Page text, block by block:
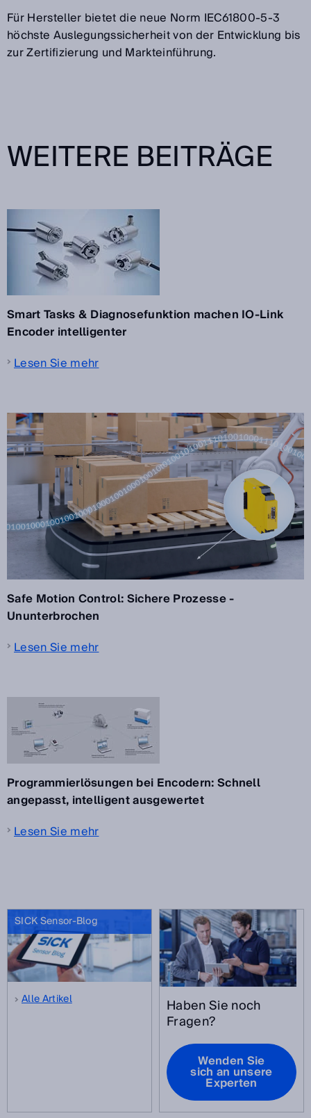
Für Hersteller bietet die neue Norm IEC61800-5-3
höchste Auslegungssicherheit von der Entwicklung bis
zur Zertifizierung und Markteinführung.
WEITERE BEITRÄGE
Smart Tasks & Diagnosefunktion machen IO-Link
Encoder intelligenter
Lesen Sie mehr
Safe Motion Control: Sichere Prozesse -
Ununterbrochen
Lesen Sie mehr
Programmierlösungen bei Encodern: Schnell
angepasst, intelligent ausgewertet
Lesen Sie mehr
SICK Sensor-Blog
Alle Artikel Haben Sie noch
Fragen?
Wenden Sie
sich an unsere
Experten